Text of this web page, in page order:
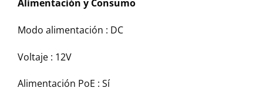
Alimentación y Consumo
Modo alimentación : DC
Voltaje : 12V
Alimentación PoE : Sí